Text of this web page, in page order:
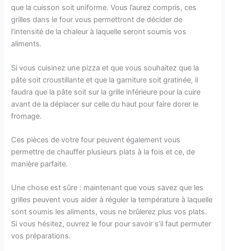
que la cuisson soit uniforme. Vous l’aurez compris, ces
grilles dans le four vous permettront de décider de
l’intensité de la chaleur à laquelle seront soumis vos
aliments.
Si vous cuisinez une pizza et que vous souhaitez que la
pâte soit croustillante et que la garniture soit gratinée, il
faudra que la pâte soit sur la grille inférieure pour la cuire
avant de la déplacer sur celle du haut pour faire dorer le
fromage.
Ces pièces de votre four peuvent également vous
permettre de chauffer plusieurs plats à la fois et ce, de
manière parfaite.
Une chose est sûre : maintenant que vous savez que les
grilles peuvent vous aider à réguler la température à laquelle
sont soumis les aliments, vous ne brûlerez plus vos plats.
Si vous hésitez, ouvrez le four pour savoir s’il faut permuter
vos préparations.